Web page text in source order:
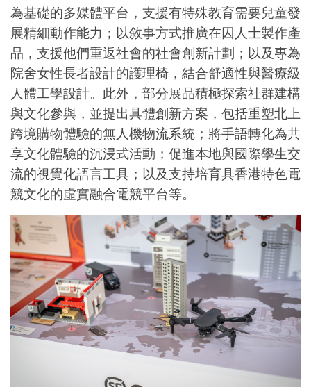
為基礎的多媒體平台，支援有特殊教育需要兒童發
展精細動作能力；以敘事方式推廣在囚人士製作產
品，支援他們重返社會的社會創新計劃；以及專為
院舍女性長者設計的護理椅，結合舒適性與醫療級
人體工學設計。 此外，部分展品積極探索社群建構
與文化參與，並提出具體創新方案，包括重塑北上
跨境購物體驗的無人機物流系統；將手語轉化為共
享文化體驗的沉浸式活動；促進本地與國際學生交
流的視覺化語言工具；以及支持培育具香港特色電
競文化的虛實融合電競平台等。